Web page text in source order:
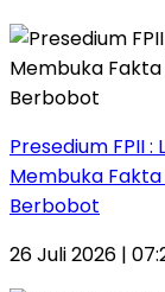
Presedium FPII :
Membuka
Berbobot
26 Juli 2026 |